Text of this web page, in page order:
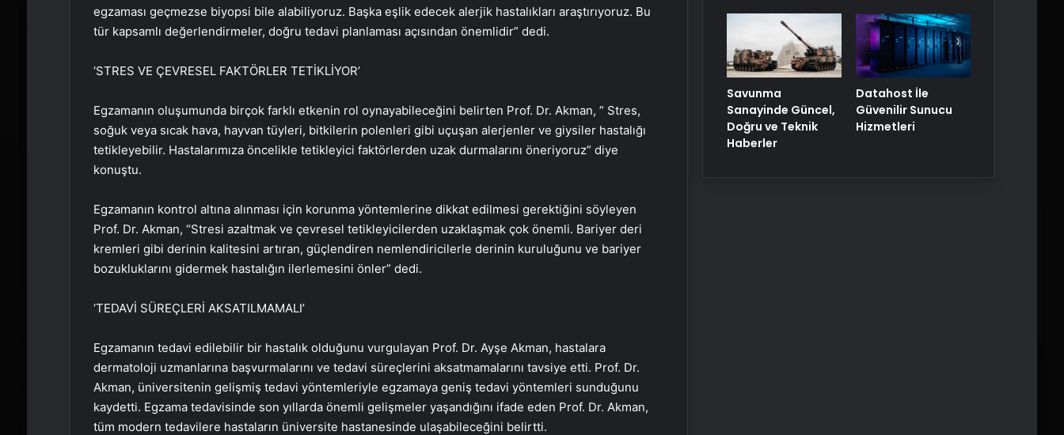
egzaması geçmezse biyopsi bile alabiliyoruz. Başka eşlik edecek alerjik hastalıkları araştırıyoruz. Bu
tür kapsamlı değerlendirmeler, doğru tedavi planlaması açısından önemlidir” dedi.
‘STRES VE ÇEVRESEL FAKTÖRLER TETİKLİYOR’
Egzamanın oluşumunda birçok farklı etkenin rol oynayabileceğini belirten Prof. Dr. Akman, ” Stres,
soğuk veya sıcak hava, hayvan tüyleri, bitkilerin polenleri gibi uçuşan alerjenler ve giysiler hastalığı
tetikleyebilir. Hastalarımıza öncelikle tetikleyici faktörlerden uzak durmalarını öneriyoruz” diye
konuştu.
Egzamanın kontrol altına alınması için korunma yöntemlerine dikkat edilmesi gerektiğini söyleyen
Prof. Dr. Akman, “Stresi azaltmak ve çevresel tetikleyicilerden uzaklaşmak çok önemli. Bariyer deri
kremleri gibi derinin kalitesini artıran, güçlendiren nemlendiricilerle derinin kuruluğunu ve bariyer
bozukluklarını gidermek hastalığın ilerlemesini önler” dedi.
‘TEDAVİ SÜREÇLERİ AKSATILMAMALI’
Egzamanın tedavi edilebilir bir hastalık olduğunu vurgulayan Prof. Dr. Ayşe Akman, hastalara
dermatoloji uzmanlarına başvurmalarını ve tedavi süreçlerini aksatmamalarını tavsiye etti. Prof. Dr.
Akman, üniversitenin gelişmiş tedavi yöntemleriyle egzamaya geniş tedavi yöntemleri sunduğunu
kaydetti. Egzama tedavisinde son yıllarda önemli gelişmeler yaşandığını ifade eden Prof. Dr. Akman,
tüm modern tedavilere hastaların üniversite hastanesinde ulaşabileceğini belirtti.
Savunma
Sanayinde Güncel,
Doğru ve Teknik
Haberler
Datahost İle
Güvenilir Sunucu
Hizmetleri